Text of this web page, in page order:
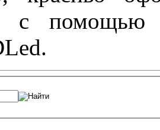
с помощью